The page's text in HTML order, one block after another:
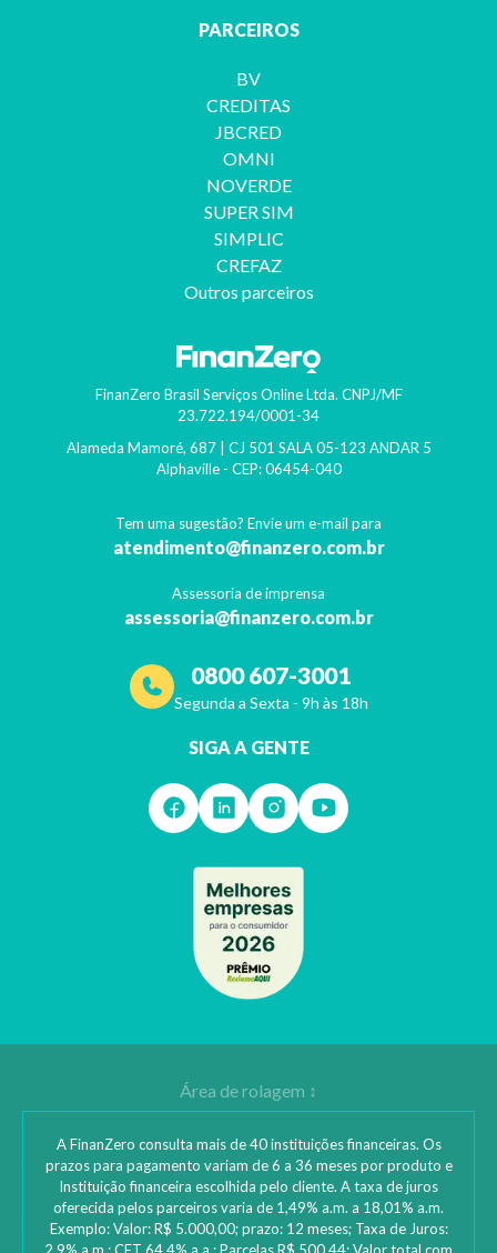
PARCEIROS
BV
CREDITAS
JBCRED
OMNI
NOVERDE
SUPER SIM
SIMPLIC
CREFAZ
Outros parceiros
FinanZero Brasil Serviços Online Ltda. CNPJ/MF
23.722.194/0001-34
Alameda Mamoré, 687 | CJ 501 SALA 05-123 ANDAR 5
Alphaville- CEP: 06454-040
Tem uma sugestão? Envie um e-mail para
atendimento@finanzero.com.br
Assessoria de imprensa
assessoria@finanzero.com.br
0800 607-3001
Segunda a Sexta - 9h às 18h
SIGA A GENTE
A FinanZero consulta mais de 40 instituições financeiras. Os
prazos para pagamento variam de 6 a 36 meses por produto e
Instituição financeira escolhida pelo cliente. A taxa de juros
oferecida pelos parceiros varia de 1,49% a.m. a 18,01% a.m.
Exemplo: Valor: R$ 5.000,00; prazo: 12 meses; Taxa de Juros:
2,9% a.m.; CET 64,4% a.a.; Parcelas R$ 500,44; Valor total com